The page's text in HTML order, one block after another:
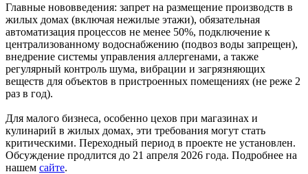
Главные нововведения: запрет на размещение производств в
жилых домах (включая нежилые этажи), обязательная
автоматизация процессов не менее 50%, подключение к
централизованному водоснабжению (подвоз воды запрещен),
внедрение системы управления аллергенами, а также
регулярный контроль шума, вибрации и загрязняющих
веществ для объектов в пристроенных помещениях (не реже 2
раз в год).
Для малого бизнеса, особенно цехов при магазинах и
кулинарий в жилых домах, эти требования могут стать
критическими. Переходный период в проекте не установлен.
Обсуждение продлится до 21 апреля 2026 года. Подробнее на
нашем сайте.